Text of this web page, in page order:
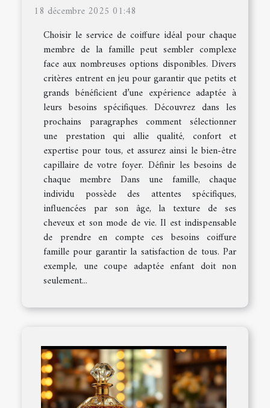
18 décembre 2025 01:48
Choisir le service de coiffure idéal pour chaque
membre de la famille peut sembler complexe
face aux nombreuses options disponibles. Divers
critères entrent en jeu pour garantir que petits et
grands bénéficient d’une expérience adaptée à
leurs besoins spécifiques. Découvrez dans les
prochains paragraphes comment sélectionner
une prestation qui allie qualité, confort et
expertise pour tous, et assurez ainsi le bien-être
capillaire de votre foyer. Définir les besoins de
chaque membre Dans une famille, chaque
individu possède des attentes spécifiques,
influencées par son âge, la texture de ses
cheveux et son mode de vie. Il est indispensable
de prendre en compte ces besoins coiffure
famille pour garantir la satisfaction de tous. Par
exemple, une coupe adaptée enfant doit non
seulement...